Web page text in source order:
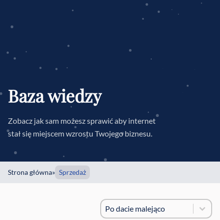
Baza wiedzy
Zobacz jak sam możesz sprawić aby internet
stał się miejscem wzrostu Twojego biznesu.
Strona główna» Sprzedaż
Sortowanie
Sort content
Po dacie malejąco
Sort content